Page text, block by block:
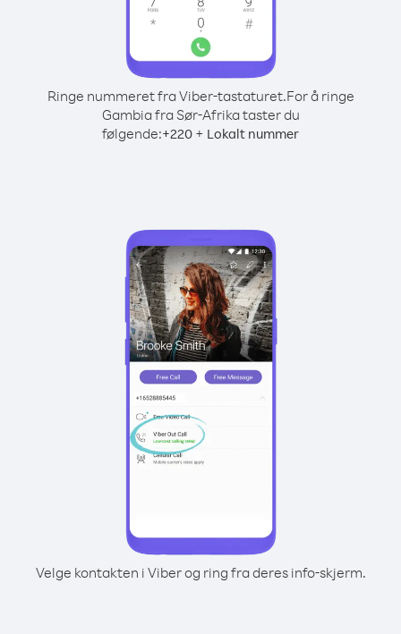
Ringe nummeret fra Viber-tastaturet.For å ringe
Gambia fra Sør-Afrika taster du
følgende:+220 + Lokalt nummer
Velge kontakten i Viber og ring fra deres info-skjerm.